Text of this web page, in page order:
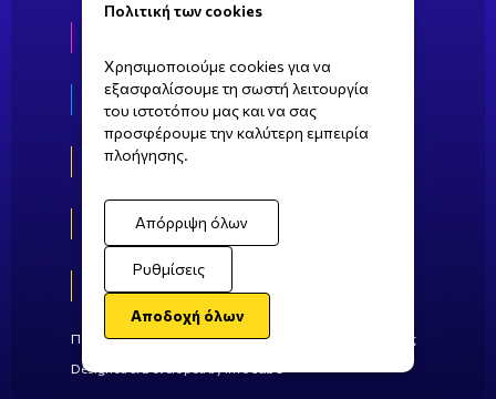
Τομείς σπουδών
Αθήνα
Πάτρα
Καλαμάτα
Πολιτική Απορρήτου Πολιτική Cookies
Όροι Χρήσης
Designed & Developed by
Πολιτική των cookies
Χρησιμοποιούμε cookies για να
εξασφαλίσουμε τη σωστή λειτουργία
του ιστοτόπου μας και να σας
προσφέρουμε την καλύτερη εμπειρία
πλοήγησης.
Απόρριψη όλων
Ρυθμίσεις
Αποδοχή όλων